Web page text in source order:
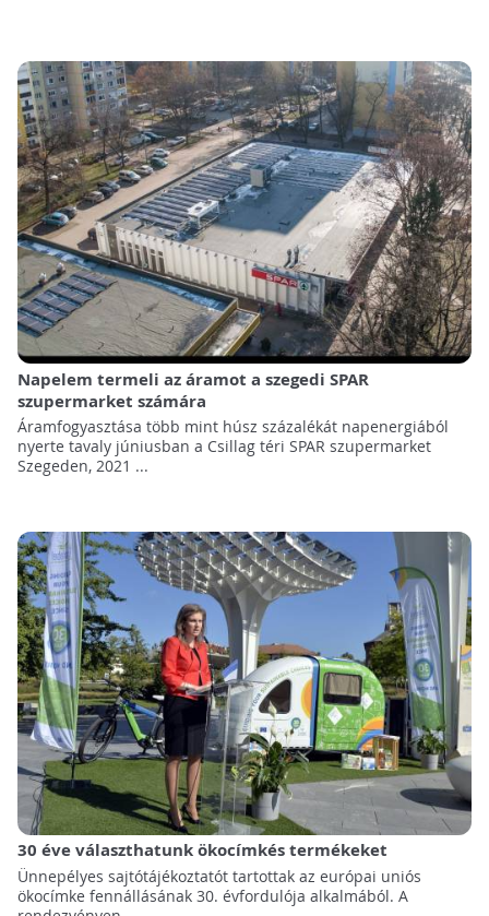
Napelem termeli az áramot a szegedi SPAR
szupermarket számára
Áramfogyasztása több mint húsz százalékát napenergiából
nyerte tavaly júniusban a Csillag téri SPAR szupermarket
Szegeden, 2021 ...
30 éve választhatunk ökocímkés termékeket
Ünnepélyes sajtótájékoztatót tartottak az európai uniós
ökocímke fennállásának 30. évfordulója alkalmából. A